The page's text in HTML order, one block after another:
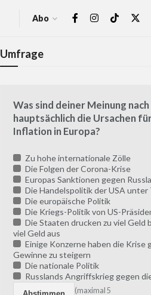
Abo
Umfrage
Was sind deiner Meinung nach
hauptsächlich die Ursachen
Inflation in Europa?
Zu hohe internationale Zölle
Die Folgen der Corona-Krise
Europas Sanktionen gegen
Die Handelspolitik der USA unter
Die europäische Politik
Die Kriegs-Politik von US-
Die Staaten drucken zu viel Geld
viel Geld aus
Einige Konzerne haben die Krise
Gewinne zu steigern
Die nationale Politik
Russlands Angriffskrieg gegen
(maximal 5